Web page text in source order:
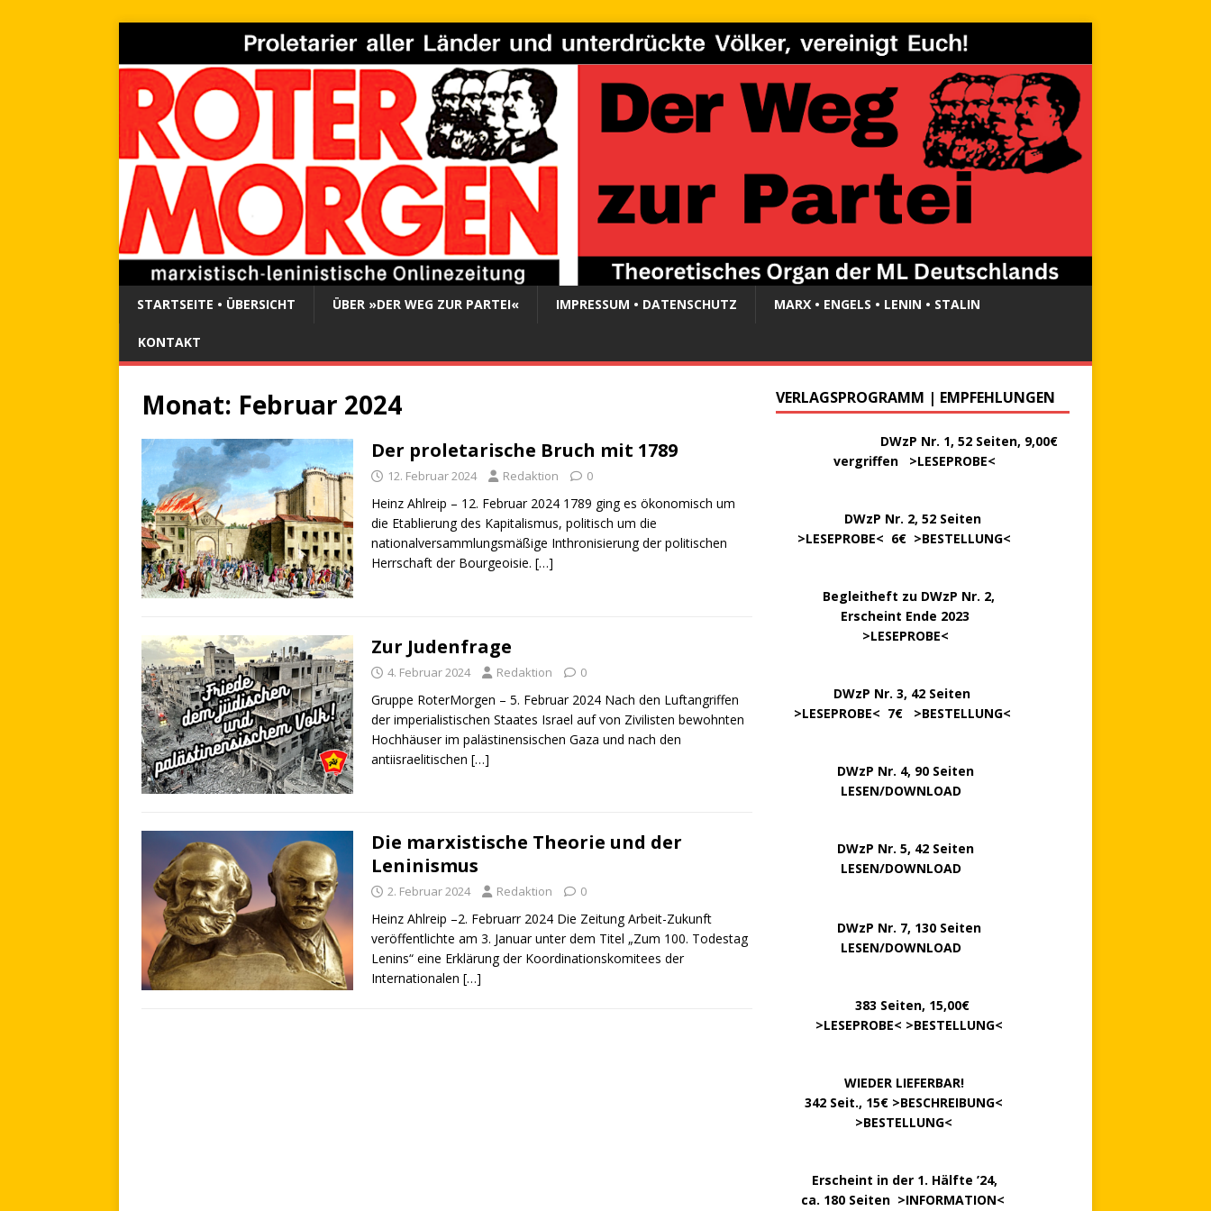
STARTSEITE • ÜBERSICHT ÜBER »DER WEG ZUR PARTEI« IMPRESSUM • DATENSCHUTZ MARX • ENGELS • LENIN • STALIN
KONTAKT
Monat: Februar 2024
Der proletarische Bruch mit 1789
12. Februar 2024 Redaktion 0
Heinz Ahlreip – 12. Februar 2024 1789 ging es ökonomisch um
die Etablierung des Kapitalismus, politisch um die
nationalversammlungsmäßige Inthronisierung der politischen
Herrschaft der Bourgeoisie. […]
Zur Judenfrage
4. Februar 2024 Redaktion 0
Gruppe RoterMorgen – 5. Februar 2024 Nach den Luftangriffen
der imperialistischen Staates Israel auf von Zivilisten bewohnten
Hochhäuser im palästinensischen Gaza und nach den
antiisraelitischen […]
Die marxistische Theorie und der
Leninismus
2. Februar 2024 Redaktion 0
Heinz Ahlreip –2. Februarr 2024 Die Zeitung Arbeit-Zukunft
veröffentlichte am 3. Januar unter dem Titel „Zum 100. Todestag
Lenins“ eine Erklärung der Koordinationskomitees der
Internationalen […]
VERLAGSPROGRAMM | EMPFEHLUNGEN
DWzP Nr. 1, 52 Seiten, 9,00€
vergriffen >LESEPROBE<
DWzP Nr. 2, 52 Seiten
>LESEPROBE< 6€ >BESTELLUNG<
Begleitheft zu DWzP Nr. 2,
Erscheint Ende 2023
>LESEPROBE<
DWzP Nr. 3, 42 Seiten
>LESEPROBE< 7€ >BESTELLUNG<
DWzP Nr. 4, 90 Seiten
LESEN/DOWNLOAD
DWzP Nr. 5, 42 Seiten
LESEN/DOWNLOAD
DWzP Nr. 7, 130 Seiten
LESEN/DOWNLOAD
383 Seiten, 15,00€
>LESEPROBE< >BESTELLUNG<
WIEDER LIEFERBAR!
342 Seit., 15€ >BESCHREIBUNG<
>BESTELLUNG<
Erscheint in der 1. Hälfte ’24,
ca. 180 Seiten >INFORMATION<